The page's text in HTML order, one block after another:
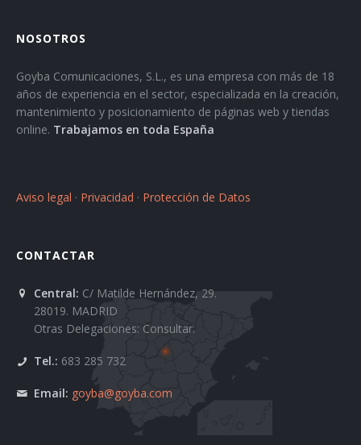
NOSOTROS
Goyba Comunicaciones, S.L., es una empresa con más de 18
años de experiencia en el sector, especializada en la creación,
mantenimiento y posicionamiento de páginas web y tiendas
online. Trabajamos en toda España
Aviso legal · Privacidad · Protección de Datos
CONTACTAR
Central: C/ Matilde Hernández, 29.
28019. MADRID
Otras Delegaciones: Consultar.
Tel.: 683 285 732
Email: goyba@goyba.com